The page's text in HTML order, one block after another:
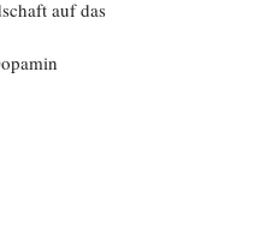
auf das